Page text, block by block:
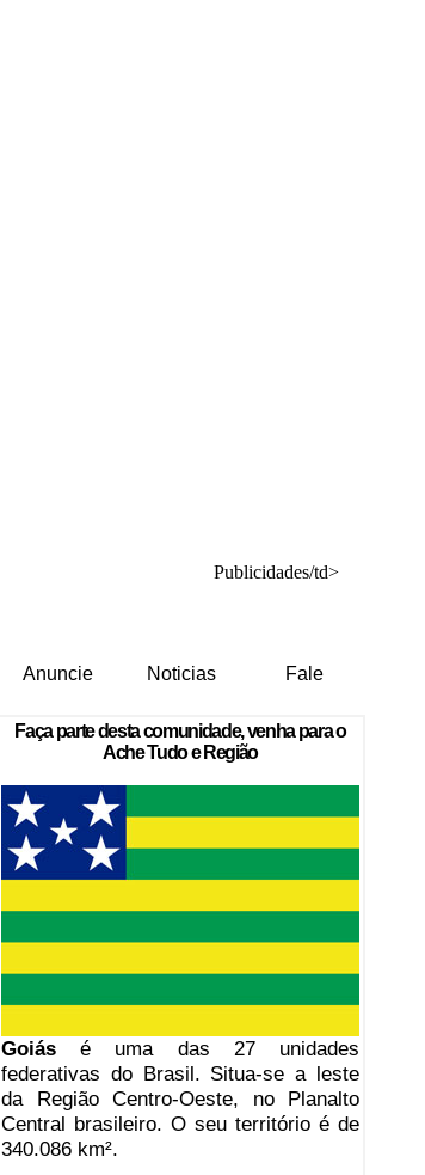
Publicidades/td>
Anuncie Noticias Fale
Faça parte desta comunidade, venha para o
Ache Tudo e Região
Goiás é uma das 27 unidades
federativas do Brasil. Situa-se a leste
da Região Centro-Oeste, no Planalto
Central brasileiro. O seu território é de
340.086 km².